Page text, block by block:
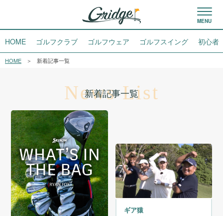
HOME ゴルフクラブ ゴルフウェア ゴルフスイング 初心者
HOME 新着記事一覧
新着記事一覧
News List
ギア猿